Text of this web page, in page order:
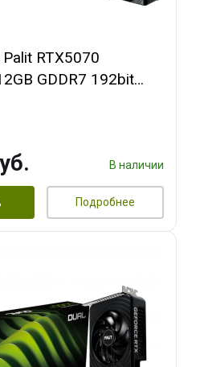
RTX5070
GDDR7 192bit
RTL
В наличии
Подробнее